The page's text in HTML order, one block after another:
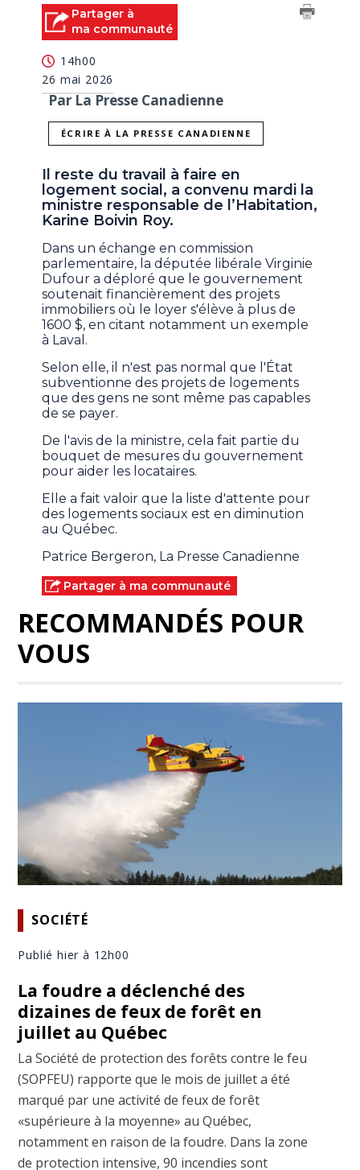
Partager à
ma communauté
14h00
26 mai 2026
Par La Presse Canadienne
ÉCRIRE À LA PRESSE CANADIENNE
Il reste du travail à faire en
logement social, a convenu mardi la
ministre responsable de l’Habitation,
Karine Boivin Roy.
Dans un échange en commission
parlementaire, la députée libérale Virginie
Dufour a déploré que le gouvernement
soutenait financièrement des projets
immobiliers où le loyer s'élève à plus de
1600 $, en citant notamment un exemple
à Laval.
Selon elle, il n'est pas normal que l'État
subventionne des projets de logements
que des gens ne sont même pas capables
de se payer.
De l'avis de la ministre, cela fait partie du
bouquet de mesures du gouvernement
pour aider les locataires.
Elle a fait valoir que la liste d'attente pour
des logements sociaux est en diminution
au Québec.
Patrice Bergeron, La Presse Canadienne
Partager à ma communauté
RECOMMANDÉS POUR
VOUS
SOCIÉTÉ
Publié hier à 12h00
La foudre a déclenché des
dizaines de feux de forêt en
juillet au Québec
La Société de protection des forêts contre le feu
(SOPFEU) rapporte que le mois de juillet a été
marqué par une activité de feux de forêt
«supérieure à la moyenne» au Québec,
notamment en raison de la foudre. Dans la zone
de protection intensive, 90 incendies sont